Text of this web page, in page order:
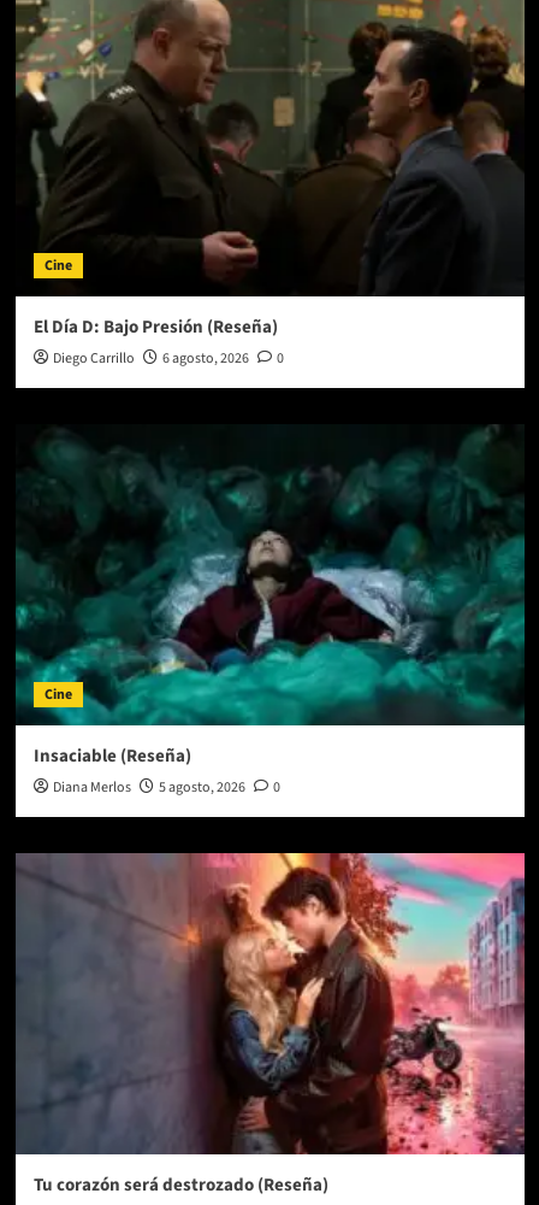
Cine
El Día D: Bajo Presión (Reseña)
Diego Carrillo 6 agosto, 2026 0
Cine
Insaciable (Reseña)
Diana Merlos 5 agosto, 2026 0
Tu corazón será destrozado (Reseña)